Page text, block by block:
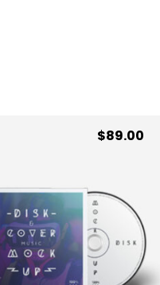
$89.00
Live Disc
AÑADIR AL CARRITO